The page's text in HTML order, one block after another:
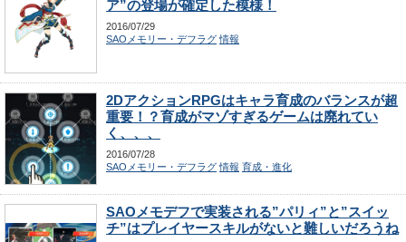
ア”の登場が確定した模様！
2016/07/29
SAOメモリー・デフラグ 情報
2DアクションRPGはキャラ育成のバランスが超
重要！？育成がマゾすぎるゲームは廃れてい
く、、、
2016/07/28
SAOメモリー・デフラグ 情報 育成・進化
SAOメモデフで実装される”パリィ”と”スイッ
チ”はプレイヤースキルがないと難しいだろうね